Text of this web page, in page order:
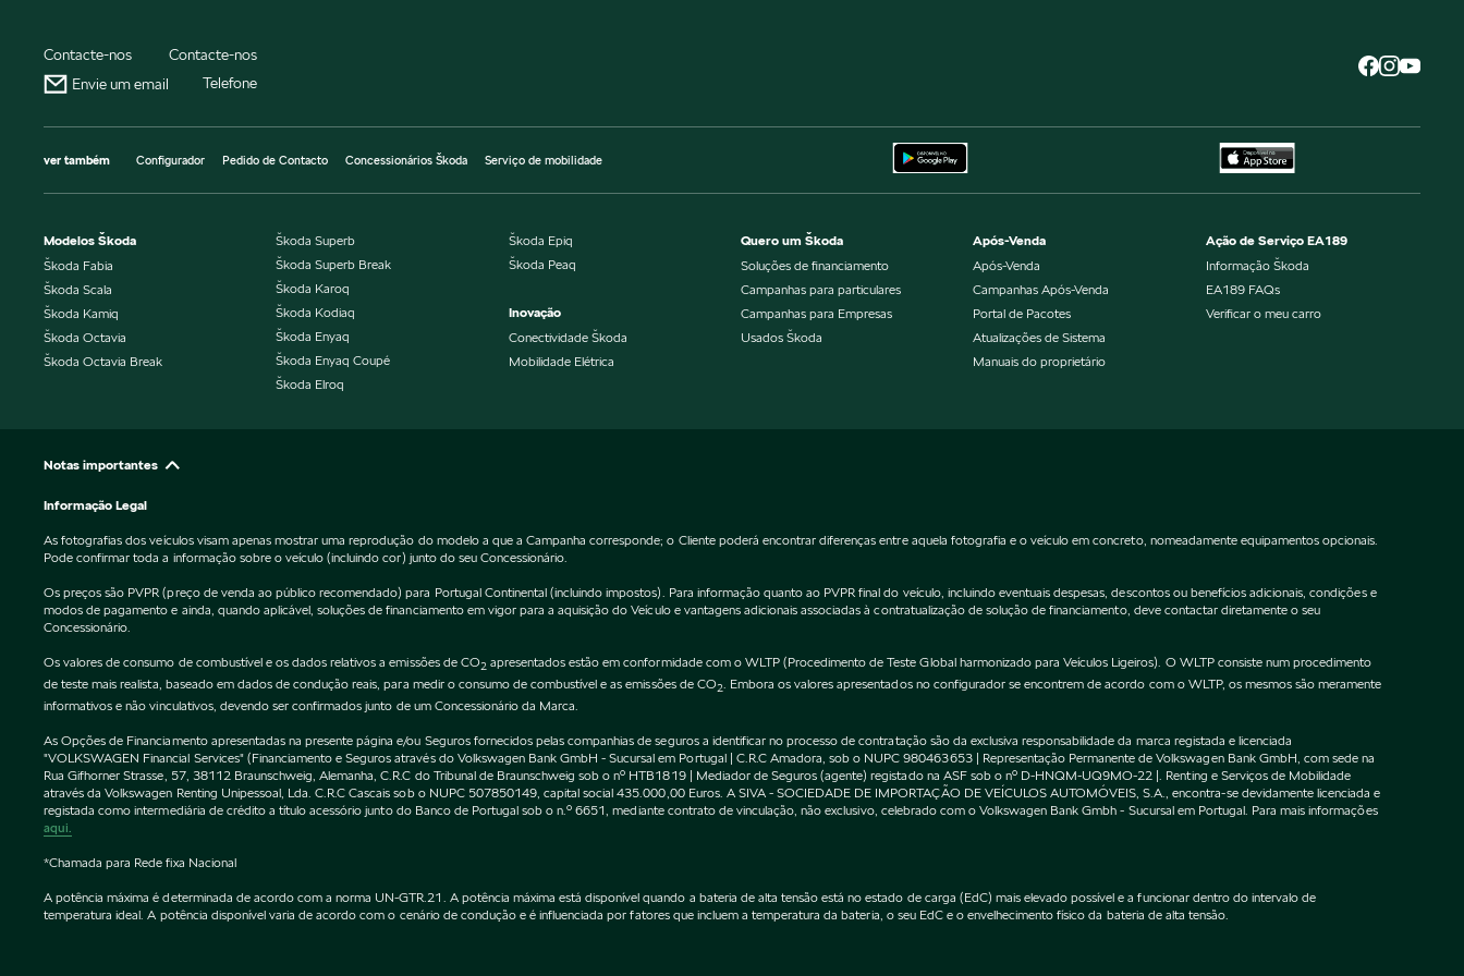
Contacte-nos
Envie um email
Contacte-nos
Telefone
ver também Configurador Pedido de Contacto Concessionários Škoda Serviço de mobilidade
Modelos Škoda
Škoda Fabia
Škoda Scala
Škoda Kamiq
Škoda Octavia
Škoda Octavia Break
Škoda Superb
Škoda Superb Break
Škoda Karoq
Škoda Kodiaq
Škoda Enyaq
Škoda Enyaq Coupé
Škoda Elroq
Škoda Epiq
Škoda Peaq
Inovação
Conectividade Škoda
Mobilidade Elétrica
Quero um Škoda
Soluções de financiamento
Campanhas para particulares
Campanhas para Empresas
Usados Škoda
Após-Venda
Após-Venda
Campanhas Após-Venda
Portal de Pacotes
Atualizações de Sistema
Manuais do proprietário
Ação de Serviço EA189
Informação Škoda
EA189 FAQs
Verificar o meu carro
Notas importantes
Informação Legal
As fotografias dos veículos visam apenas mostrar uma reprodução do modelo a que a Campanha corresponde; o Cliente poderá encontrar diferenças entre aquela fotografia e o veículo em concreto, nomeadamente equipamentos opcionais.
Pode confirmar toda a informação sobre o veículo (incluindo cor) junto do seu Concessionário.
Os preços são PVPR (preço de venda ao público recomendado) para Portugal Continental (incluindo impostos). Para informação quanto ao PVPR final do veículo, incluindo eventuais despesas, descontos ou benefícios adicionais, condições e
modos de pagamento e ainda, quando aplicável, soluções de financiamento em vigor para a aquisição do Veículo e vantagens adicionais associadas à contratualização de solução de financiamento, deve contactar diretamente o seu
Concessionário.
Os valores de consumo de combustível e os dados relativos a emissões de CO2 apresentados estão em conformidade com o WLTP (Procedimento de Teste Global harmonizado para Veículos Ligeiros). O WLTP consiste num procedimento
de teste mais realista, baseado em dados de condução reais, para medir o consumo de combustível e as emissões de CO2 . Embora os valores apresentados no configurador se encontrem de acordo com o WLTP, os mesmos são meramente
informativos e não vinculativos, devendo ser confirmados junto de um Concessionário da Marca.
As Opções de Financiamento apresentadas na presente página e/ou Seguros fornecidos pelas companhias de seguros a identificar no processo de contratação são da exclusiva responsabilidade da marca registada e licenciada
"VOLKSWAGEN Financial Services" (Financiamento e Seguros através do Volkswagen Bank GmbH - Sucursal em Portugal | C.R.C Amadora, sob o NUPC 980463653 | Representação Permanente de Volkswagen Bank GmbH, com sede na
Rua Gifhorner Strasse, 57, 38112 Braunschweig, Alemanha, C.R.C do Tribunal de Braunschweig sob o nº HTB1819 | Mediador de Seguros (agente) registado na ASF sob o nº D-HNQM-UQ9MO-22 |. Renting e Serviços de Mobilidade
através da Volkswagen Renting Unipessoal, Lda. C.R.C Cascais sob o NUPC 507850149, capital social 435.000,00 Euros. A SIVA - SOCIEDADE DE IMPORTAÇÃO DE VEÍCULOS AUTOMÓVEIS, S.A., encontra-se devidamente licenciada e
registada como intermediária de crédito a título acessório junto do Banco de Portugal sob o n.º 6651, mediante contrato de vinculação, não exclusivo, celebrado com o Volkswagen Bank Gmbh - Sucursal em Portugal. Para mais informações
aqui.
*Chamada para Rede fixa Nacional
A potência máxima é determinada de acordo com a norma UN-GTR.21. A potência máxima está disponível quando a bateria de alta tensão está no estado de carga (EdC) mais elevado possível e a funcionar dentro do intervalo de
temperatura ideal. A potência disponível varia de acordo com o cenário de condução e é influenciada por fatores que incluem a temperatura da bateria, o seu EdC e o envelhecimento físico da bateria de alta tensão.